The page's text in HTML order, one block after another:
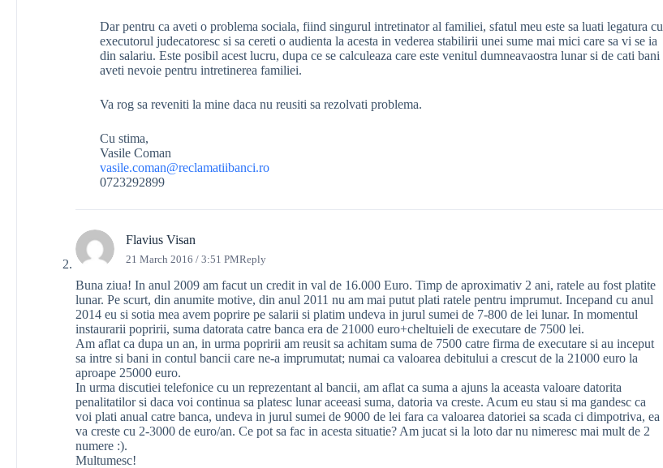
Dar pentru ca aveti o problema sociala, fiind singurul intretinator al familiei, sfatul meu este sa luati legatura cu
executorul judecatoresc si sa cereti o audienta la acesta in vederea stabilirii unei sume mai mici care sa vi se ia
din salariu. Este posibil acest lucru, dupa ce se calculeaza care este venitul dumneavaostra lunar si de cati bani
aveti nevoie pentru intretinerea familiei.
Va rog sa reveniti la mine daca nu reusiti sa rezolvati problema.
Cu stima,
Vasile Coman
vasile.coman@reclamatiibanci.ro
0723292899
Flavius Visan
21 March 2016 / 3:51 PMReply
Buna ziua! In anul 2009 am facut un credit in val de 16.000 Euro. Timp de aproximativ 2 ani, ratele au fost platite
lunar. Pe scurt, din anumite motive, din anul 2011 nu am mai putut plati ratele pentru imprumut. Incepand cu anul
2014 eu si sotia mea avem poprire pe salarii si platim undeva in jurul sumei de 7-800 de lei lunar. In momentul
instaurarii popririi, suma datorata catre banca era de 21000 euro+cheltuieli de executare de 7500 lei.
Am aflat ca dupa un an, in urma popririi am reusit sa achitam suma de 7500 catre firma de executare si au inceput
sa intre si bani in contul bancii care ne-a imprumutat; numai ca valoarea debitului a crescut de la 21000 euro la
aproape 25000 euro.
In urma discutiei telefonice cu un reprezentant al bancii, am aflat ca suma a ajuns la aceasta valoare datorita
penalitatilor si daca voi continua sa platesc lunar aceeasi suma, datoria va creste. Acum eu stau si ma gandesc ca
voi plati anual catre banca, undeva in jurul sumei de 9000 de lei fara ca valoarea datoriei sa scada ci dimpotriva, ea
va creste cu 2-3000 de euro/an. Ce pot sa fac in acesta situatie? Am jucat si la loto dar nu nimeresc mai mult de 2
numere :).
Multumesc!